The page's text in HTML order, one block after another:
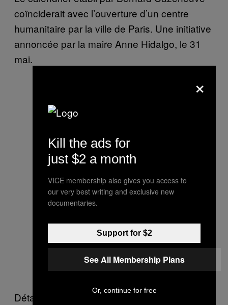
coïnciderait avec l’ouverture d’un centre
humanitaire par la ville de Paris. Une initiative
annoncée par la maire Anne Hidalgo, le 31
mai.
Détaillé le 6 septembre,ce projet de camp à
×
Kill the ads for
just $2 a month
VICE membership also gives you access to
our very best writing and exclusive new
documentaries.
Support for $2
See All Membership Plans
Or, continue for free